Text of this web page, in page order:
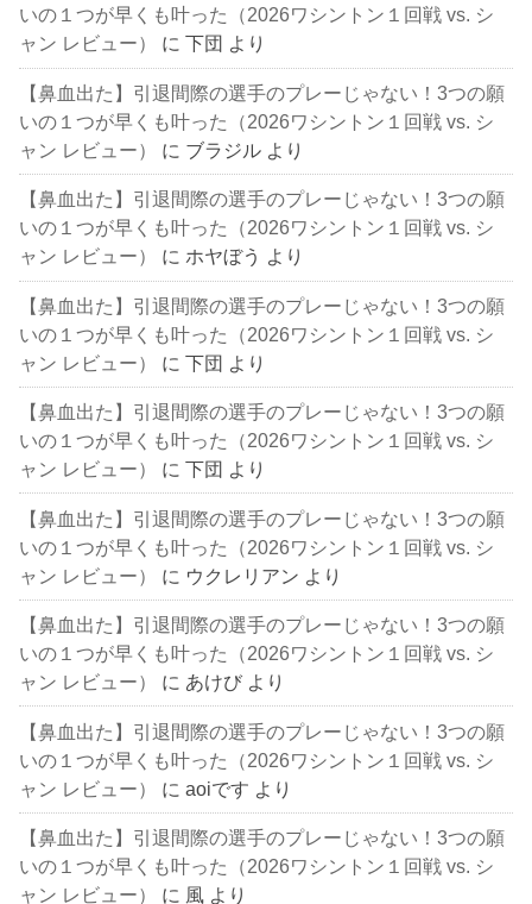
いの１つが早くも叶った（2026ワシントン１回戦 vs. シ
ャン レビュー）
に下団 より
【鼻血出た】引退間際の選手のプレーじゃない！3つの願
いの１つが早くも叶った（2026ワシントン１回戦 vs. シ
ャン レビュー）
に ブラジル より
【鼻血出た】引退間際の選手のプレーじゃない！3つの願
いの１つが早くも叶った（2026ワシントン１回戦 vs. シ
ャン レビュー）
に ホヤぼう より
【鼻血出た】引退間際の選手のプレーじゃない！3つの願
いの１つが早くも叶った（2026ワシントン１回戦 vs. シ
ャン レビュー）
に下団 より
【鼻血出た】引退間際の選手のプレーじゃない！3つの願
いの１つが早くも叶った（2026ワシントン１回戦 vs. シ
ャン レビュー）
に下団 より
【鼻血出た】引退間際の選手のプレーじゃない！3つの願
いの１つが早くも叶った（2026ワシントン１回戦 vs. シ
ャン レビュー）
に ウクレリアン より
【鼻血出た】引退間際の選手のプレーじゃない！3つの願
いの１つが早くも叶った（2026ワシントン１回戦 vs. シ
ャン レビュー）
に あけび より
【鼻血出た】引退間際の選手のプレーじゃない！3つの願
いの１つが早くも叶った（2026ワシントン１回戦 vs. シ
ャン レビュー）
にaoiです より
【鼻血出た】引退間際の選手のプレーじゃない！3つの願
いの１つが早くも叶った（2026ワシントン１回戦 vs. シ
ャン レビュー）
に 風 より